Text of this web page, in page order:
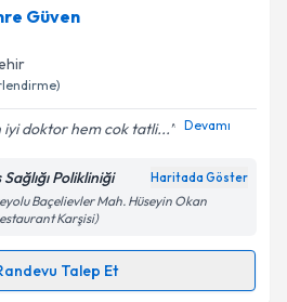
için randevu takvimi talebi
randevu almanız için bir
e-posta ile bilgilendireceğiz.
işlenmesine ilişkinAydınlatma
ve kişisel verilerimin belirtilen
kabul ediyorum.
Güven
doktor hem cok tatli... Devamı
Polikliniği Haritada Göster
Baçelievler Mah. Hüseyin Okan
Karşisi)
Talep Et
Talebi